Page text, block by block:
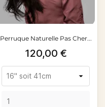
Perruque Naturelle Pas Cher...
Prix
120,00 €